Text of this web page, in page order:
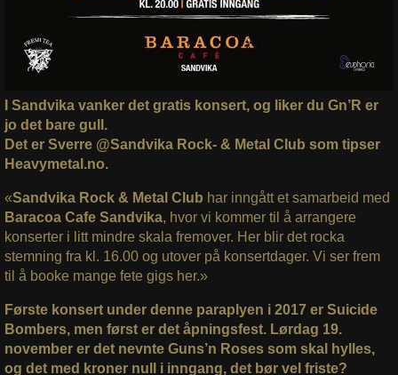
I Sandvika vanker det gratis konsert, og liker du Gn’R er
jo det bare gull.
Det er Sverre @Sandvika Rock- & Metal Club som tipser
Heavymetal.no.
«Sandvika Rock & Metal Club har inngått et samarbeid med
Baracoa Cafe Sandvika, hvor vi kommer til å arrangere
konserter i litt mindre skala fremover. Her blir det rocka
stemning fra kl. 16.00 og utover på konsertdager. Vi ser frem
til å booke mange fete gigs her.»
Første konsert under denne paraplyen i 2017 er Suicide
Bombers, men først er det åpningsfest. Lørdag 19.
november er det nevnte Guns’n Roses som skal hylles,
og det med kroner null i inngang, det bør vel friste?